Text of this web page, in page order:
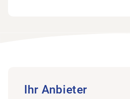
Ihr Anbieter